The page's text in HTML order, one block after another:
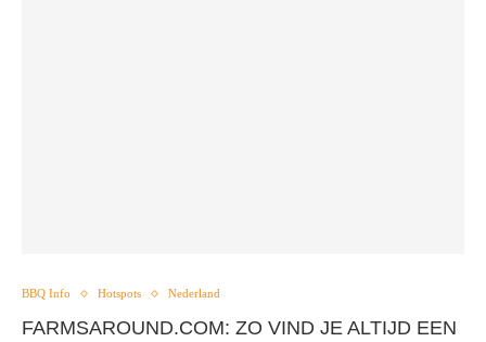
BBQ Info Hotspots Nederland
FARMSAROUND.COM: ZO VIND JE ALTIJD EEN